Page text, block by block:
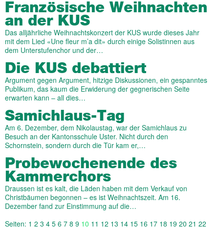
Französische Weihnachten
an der KUS
Das alljährliche Weihnachtskonzert der KUS wurde dieses Jahr
mit dem Lied «Une fleur m’a dit» durch einige Solistinnen aus
dem Unterstufenchor und der…
Die KUS debattiert
Argument gegen Argument, hitzige Diskussionen, ein gespanntes
Publikum, das kaum die Erwiderung der gegnerischen Seite
erwarten kann – all dies…
Samichlaus-Tag
Am 6. Dezember, dem Nikolaustag, war der Samichlaus zu
Besuch an der Kantonsschule Uster. Nicht durch den
Schornstein, sondern durch die Tür kam er,…
Probewochenende des
Kammerchors
Draussen ist es kalt, die Läden haben mit dem Verkauf von
Christbäumen begonnen – es ist Weihnachtszeit. Am 16.
Dezember fand zur Einstimmung auf die…
Seiten: 1 2 3 4 5 6 7 8 9 10 11 12 13 14 15 16 17 18 19 20 21 22